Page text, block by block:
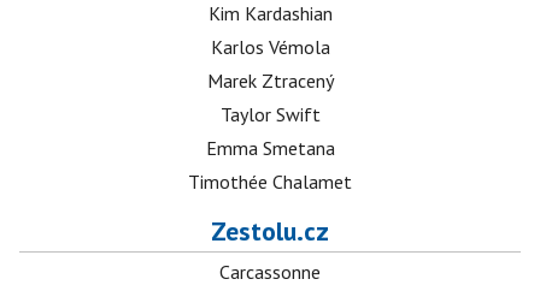
Kim Kardashian
Karlos Vémola
Marek Ztracený
Taylor Swift
Emma Smetana
Timothée Chalamet
Zestolu.cz
Carcassonne